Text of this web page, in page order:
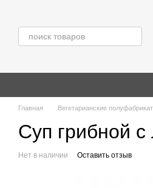
Главная Вегетарианские
Суп грибной с
Нет в наличии Оставить отзыв